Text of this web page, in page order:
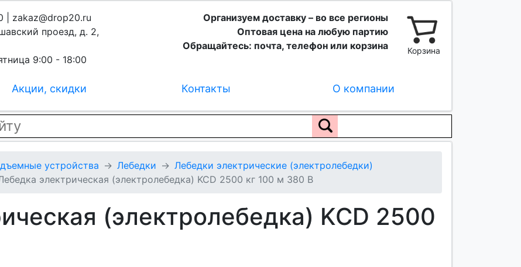
| zakaz@drop20.ru
проезд, д. 2,
9:00 - 18:00
Организуем доставку – во все регионы
Оптовая цена на любую партию
Обращайтесь: почта, телефон или корзина
Корзина
Акции, скидки Контакты О компании
устройства Лебедки
Лебедки электрические (электролебедки)
электрическая (электролебедка) KCD 2500 кг 100 м 380 В
(электролебедка) KCD 2500